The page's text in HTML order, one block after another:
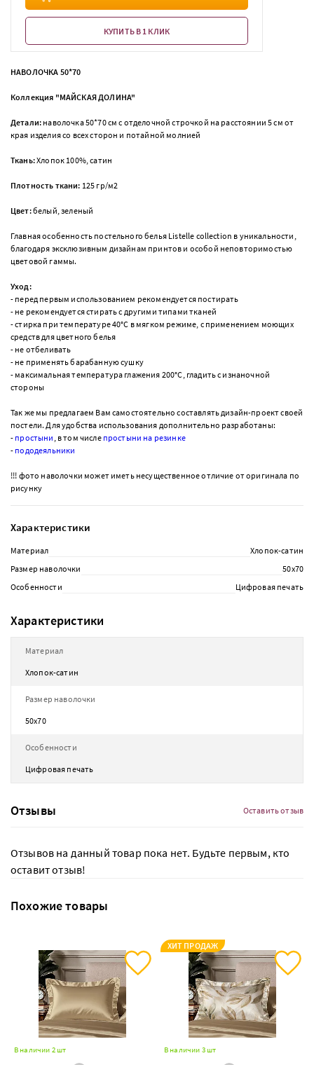
КУПИТЬ В 1 КЛИК
НАВОЛОЧКА 50*70
Коллекция "МАЙСКАЯ ДОЛИНА"
Детали: наволочка 50*70 см с отделочной строчкой на расстоянии 5 см от
края изделия со всех сторон и потайной молнией
Ткань:Хлопок 100%, сатин
Плотность ткани: 125 гр/м2
Цвет:белый, зеленый
Главная особенность постельного белья Listelle collection в уникальности,
благодаря эксклюзивным дизайнам принтов и особой неповторимостью
цветовой гаммы.
Уход:
- перед первым использованием рекомендуется постирать
- не рекомендуется стирать с другими типами тканей
- стирка при температуре 40°С в мягком режиме, с применением моющих
средств для цветного белья
- не отбеливать
- не применять барабанную сушку
- максимальная температура глажения 200°С, гладить с изнаночной
стороны
Так же мы предлагаем Вам самостоятельно составлять дизайн-проект своей
постели.Для удобства использования дополнительно разработаны:
- простыни , в том числе простыни на резинке
- пододеяльники
!!! фото наволочки может иметь несущественное отличие от оригинала по
рисунку
Характеристики
Материал
Хлопок-сатин
Размер наволочки
50х70
Особенности
Цифровая печать
Характеристики
Материал
Хлопок-сатин
Размер наволочки
50х70
Особенности
Цифровая печать
Отзывы Оставить отзыв
Отзывов на данный товар пока нет. Будьте первым, кто
оставит отзыв!
Похожие товары
В наличии 2 шт
ХИТ ПРОДАЖ
В наличии 3 шт